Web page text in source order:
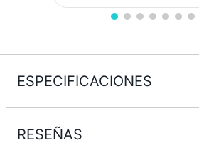
ESPECIFICACIONES
RESEÑAS